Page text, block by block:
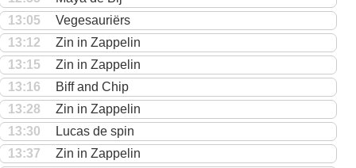
13:05
Vegesauriërs
13:12
Zin in Zappelin
13:15
Zin in Zappelin
13:16
Biff and Chip
13:28
Zin in Zappelin
13:30
Lucas de spin
13:37
Zin in Zappelin